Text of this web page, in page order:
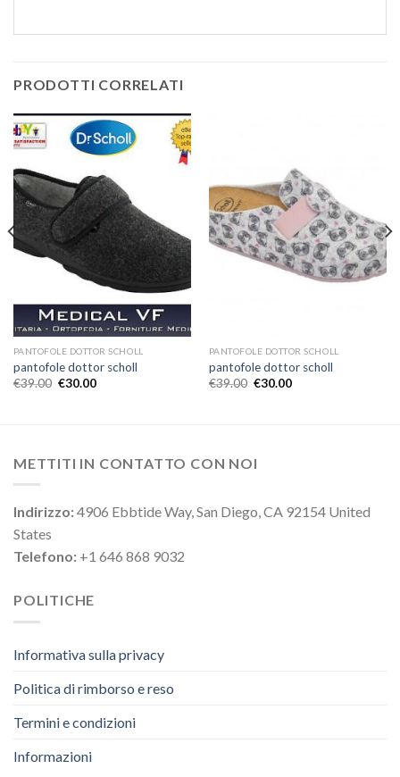
PRODOTTI CORRELATI
PANTOFOLE DOTTOR SCHOLL
pantofole dottor scholl
€39.00 €30.00
PANTOFOLE DOTTOR SCHOLL
pantofole dottor scholl
€39.00 €30.00
METTITI IN CONTATTO CON NOI
Indirizzo:4906 Ebbtide Way, San Diego, CA 92154 United
States
Telefono: +1 646 868 9032
POLITICHE
Informativa sulla privacy
Politica di rimborso e reso
Termini e condizioni
Informazioni